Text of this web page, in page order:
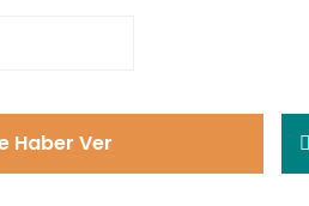
Haber Ver